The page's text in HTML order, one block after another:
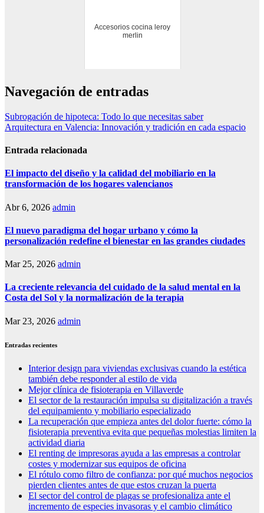
Accesorios cocina leroy
merlin
Navegación de entradas
Subrogación de hipoteca: Todo lo que necesitas saber
Arquitectura en Valencia: Innovación y tradición en cada espacio
Entrada relacionada
El impacto del diseño y la calidad del mobiliario en la
transformación de los hogares valencianos
Abr 6, 2026 admin
El nuevo paradigma del hogar urbano y cómo la
personalización redefine el bienestar en las grandes ciudades
Mar 25, 2026 admin
La creciente relevancia del cuidado de la salud mental en la
Costa del Sol y la normalización de la terapia
Mar 23, 2026 admin
Entradas recientes
Interior design para viviendas exclusivas cuando la estética
también debe responder al estilo de vida
Mejor clínica de fisioterapia en Villaverde
El sector de la restauración impulsa su digitalización a través
del equipamiento y mobiliario especializado
La recuperación que empieza antes del dolor fuerte: cómo la
fisioterapia preventiva evita que pequeñas molestias limiten la
actividad diaria
El renting de impresoras ayuda a las empresas a controlar
costes y modernizar sus equipos de oficina
El rótulo como filtro de confianza: por qué muchos negocios
pierden clientes antes de que estos cruzan la puerta
El sector del control de plagas se profesionaliza ante el
incremento de especies invasoras y el cambio climático